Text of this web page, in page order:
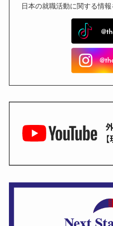
日本の就職活動に関する情報